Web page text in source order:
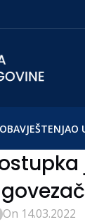
O
On 14.03.2022